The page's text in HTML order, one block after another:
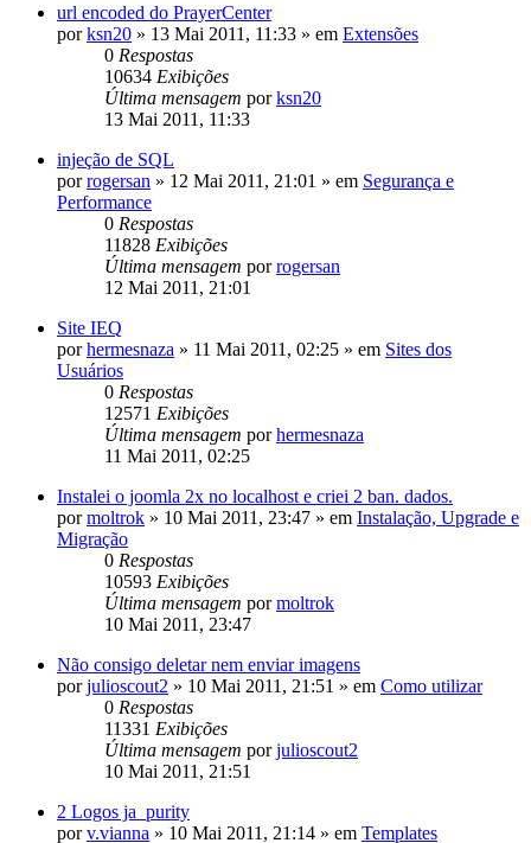
url encoded do PrayerCenter
porksn20 » 13 Mai 2011, 11:33 » em Extensões
0 Respostas
10634 Exibições
Última mensagem porksn20
13 Mai 2011, 11:33
injeção de SQL
porrogersan » 12 Mai 2011, 21:01 » em Segurança e
Performance
0 Respostas
11828 Exibições
Última mensagem porrogersan
12 Mai 2011, 21:01
Site IEQ
porhermesnaza » 11 Mai 2011, 02:25 » em Sites dos
Usuários
0 Respostas
12571 Exibições
Última mensagem porhermesnaza
11 Mai 2011, 02:25
Instalei o joomla 2x no localhost e criei 2 ban. dados.
pormoltrok » 10 Mai 2011, 23:47 » em Instalação, Upgrade e
Migração
0 Respostas
10593 Exibições
Última mensagem pormoltrok
10 Mai 2011, 23:47
Não consigo deletar nem enviar imagens
porjulioscout2 » 10 Mai 2011, 21:51 » em Como utilizar
0 Respostas
11331 Exibições
Última mensagem porjulioscout2
10 Mai 2011, 21:51
2 Logos ja_purity
porv.vianna » 10 Mai 2011, 21:14 » em Templates